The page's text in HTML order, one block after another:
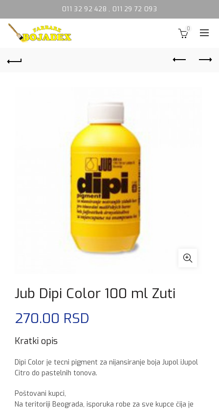
011 32 92 428 , 011 29 72 093
0
Jub Dipi Color 100 ml Zuti
270.00 RSD
Kratki opis
Dipi Color je tecni pigment za nijansiranje boja Jupol iJupol
Citro do pastelnih tonova.
Poštovani kupci,
Na teritoriji Beograda, isporuka robe za sve kupce čija je